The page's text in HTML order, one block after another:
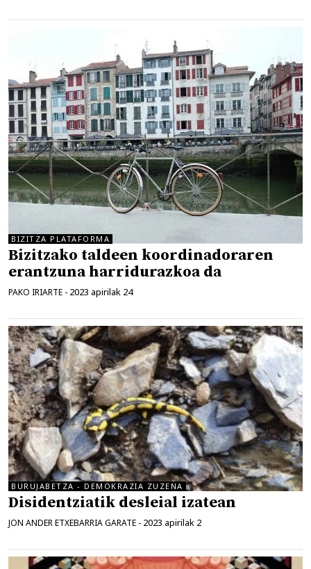
BIZITZA PLATAFORMA
Bizitzako taldeen koordinadoraren
erantzuna harridurazkoa da
PAKO IRIARTE - 2023 apirilak 24
BURUJABETZA - DEMOKRAZIA ZUZENA
Disidentziatik desleial izatean
JON ANDER ETXEBARRIA GARATE - 2023 apirilak 2